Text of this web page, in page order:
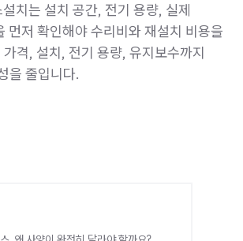
치는 설치 공간, 전기 용량, 실제
먼저 확인해야 수리비와 재설치 비용을
격, 설치, 전기 용량, 유지보수까지
을 줄입니다.